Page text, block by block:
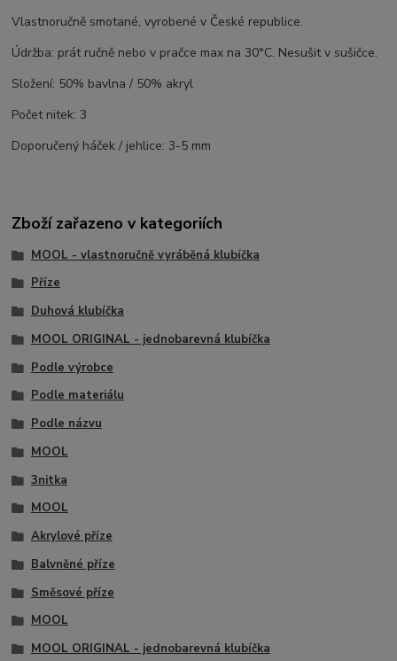
Vlastnoručně smotané, vyrobené v České republice.
Údržba: prát ručně nebo v pračce max na 30°C. Nesušit v sušičce.
Složení: 50% bavlna / 50% akryl
Počet nitek: 3
Doporučený háček / jehlice: 3-5 mm
Zboží zařazeno v kategoriích
MOOL - vlastnoručně vyráběná klubíčka
Příze
Duhová klubíčka
MOOL ORIGINAL - jednobarevná klubíčka
Podle výrobce
Podle materiálu
Podle názvu
MOOL
3nitka
MOOL
Akrylové příze
Balvněné příze
Směsové příze
MOOL
MOOL ORIGINAL - jednobarevná klubíčka